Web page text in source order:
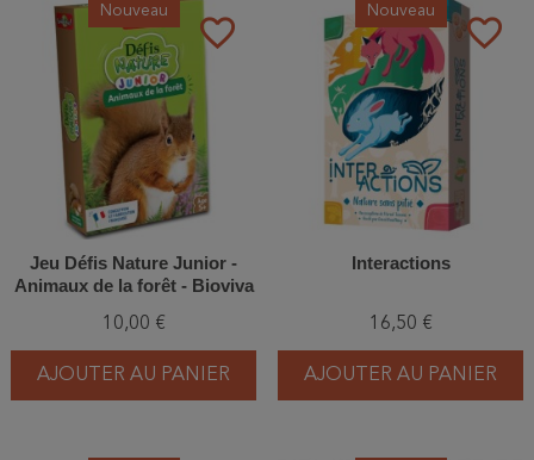
favorite_border
Nouveau
Jeu Défis Nature Junior -
Animaux de la forêt - Bioviva
10,00 €
AJOUTER AU PANIER
favorite_border
Nouveau
Interactions
16,50 €
AJOUTER AU PANIER